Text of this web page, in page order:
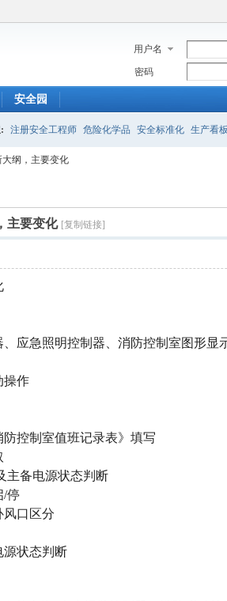
用户名
密码
安全园
注册安全工程师 危险化学品 安全标准化 生产看
大纲，主要变化
主要变化 [复制链接]
应急照明控制器、消防控制室图形显
操作
防控制室值班记录表》填写
主备电源状态判断
/停
风口区分
源状态判断